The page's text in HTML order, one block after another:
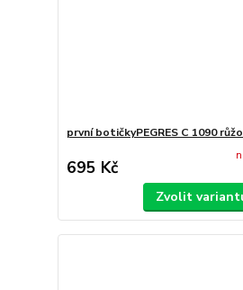
první botičkyPEGRES C 1090
695 Kč
Zvolit